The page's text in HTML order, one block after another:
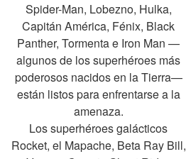
Spider-Man, Lobezno, Hulka,
Capitán América, Fénix, Black
Panther, Tormenta e Iron Man —
algunos de los superhéroes más
poderosos nacidos en la Tierra—
están listos para enfrentarse a la
amenaza.
Los superhéroes galácticos
Rocket, el Mapache, Beta Ray Bill,